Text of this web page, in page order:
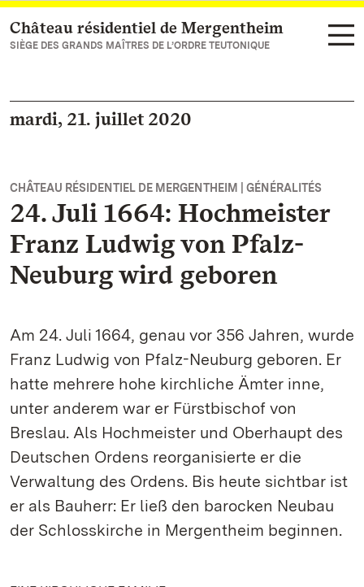
Vers la page d’accueil
Château résidentiel de Mergentheim
SIÈGE DES GRANDS MAÎTRES DE L’ORDRE TEUTONIQUE
mardi, 21. juillet 2020
CHÂTEAU RÉSIDENTIEL DE MERGENTHEIM | GÉNÉRALITÉS
24. Juli 1664: Hochmeister
Franz Ludwig von Pfalz-
Neuburg wird geboren
Am 24. Juli 1664, genau vor 356 Jahren, wurde
Franz Ludwig von Pfalz-Neuburg geboren. Er
hatte mehrere hohe kirchliche Ämter inne,
unter anderem war er Fürstbischof von
Breslau. Als Hochmeister und Oberhaupt des
Deutschen Ordens reorganisierte er die
Verwaltung des Ordens. Bis heute sichtbar ist
er als Bauherr: Er ließ den barocken Neubau
der Schlosskirche in Mergentheim beginnen.